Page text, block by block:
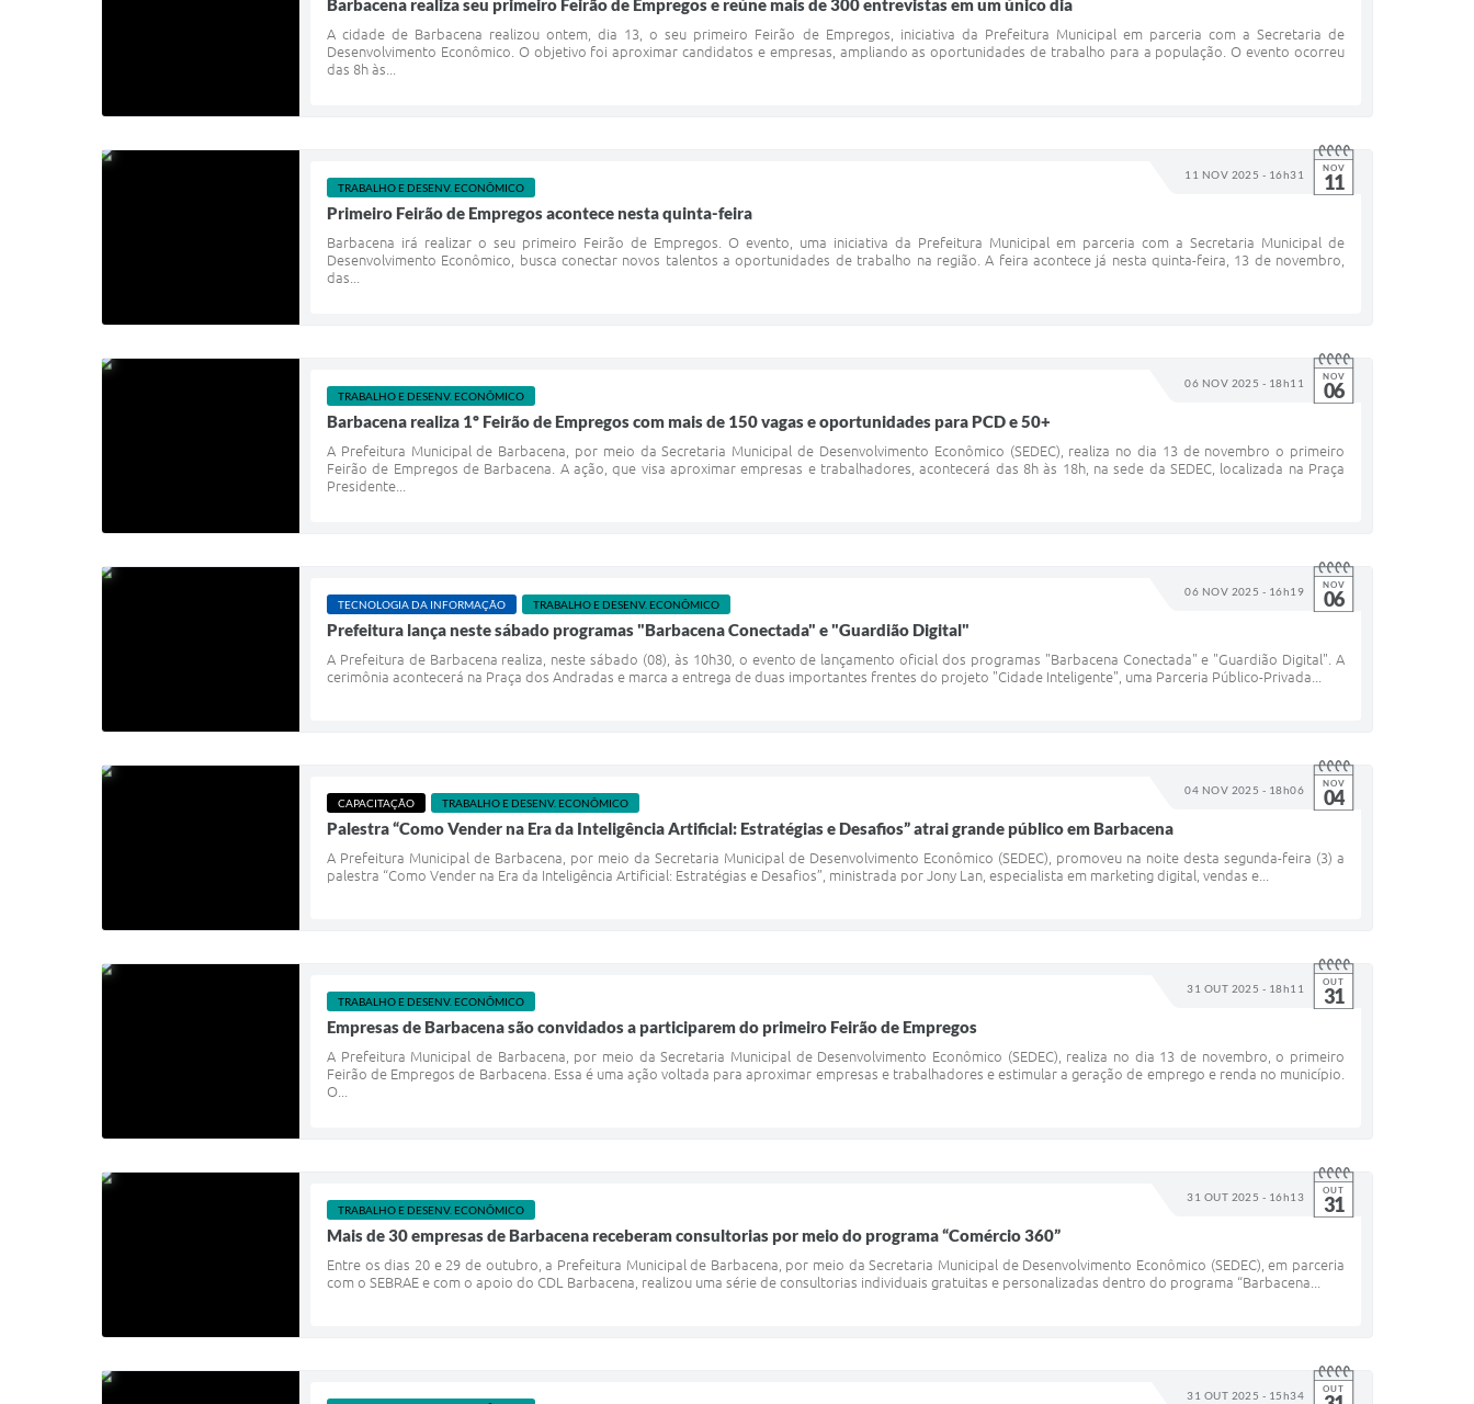
Barbacena realiza seu primeiro Feirão de Empregos e reúne mais de 300 entrevistas em um único dia
A cidade de Barbacena realizou ontem, dia 13, o seu primeiro Feirão de Empregos, iniciativa da Prefeitura Municipal em parceria com a Secretaria de
Desenvolvimento Econômico. O objetivo foi aproximar candidatos e empresas, ampliando as oportunidades de trabalho para a população. O evento ocorreu
das 8h às...
11 NOV 2025 - 16h31 NOV
11
TRABALHO E DESENV. ECONÔMICO
Primeiro Feirão de Empregos acontece nesta quinta-feira
Barbacena irá realizar o seu primeiro Feirão de Empregos. O evento, uma iniciativa da Prefeitura Municipal em parceria com a Secretaria Municipal de
Desenvolvimento Econômico, busca conectar novos talentos a oportunidades de trabalho na região. A feira acontece já nesta quinta-feira, 13 de novembro,
das...
06 NOV 2025 - 18h11 NOV
06
TRABALHO E DESENV. ECONÔMICO
Barbacena realiza 1º Feirão de Empregos com mais de 150 vagas e oportunidades para PCD e 50+
A Prefeitura Municipal de Barbacena, por meio da Secretaria Municipal de Desenvolvimento Econômico (SEDEC), realiza no dia 13 de novembro o primeiro
Feirão de Empregos de Barbacena. A ação, que visa aproximar empresas e trabalhadores, acontecerá das 8h às 18h, na sede da SEDEC, localizada na Praça
Presidente...
06 NOV 2025 - 16h19 NOV
06
TECNOLOGIA DA INFORMAÇÃO TRABALHO E DESENV. ECONÔMICO
Prefeitura lança neste sábado programas "Barbacena Conectada" e "Guardião Digital"
A Prefeitura de Barbacena realiza, neste sábado (08), às 10h30, o evento de lançamento oficial dos programas "Barbacena Conectada" e "Guardião Digital". A
cerimônia acontecerá na Praça dos Andradas e marca a entrega de duas importantes frentes do projeto "Cidade Inteligente", uma Parceria Público-Privada...
04 NOV 2025 - 18h06 NOV
04
CAPACITAÇÃO TRABALHO E DESENV. ECONÔMICO
Palestra “Como Vender na Era da Inteligência Artificial: Estratégias e Desafios” atrai grande público em Barbacena
A Prefeitura Municipal de Barbacena, por meio da Secretaria Municipal de Desenvolvimento Econômico (SEDEC), promoveu na noite desta segunda-feira (3) a
palestra “Como Vender na Era da Inteligência Artificial: Estratégias e Desafios”, ministrada por Jony Lan, especialista em marketing digital, vendas e...
31 OUT 2025 - 18h11 OUT
31
TRABALHO E DESENV. ECONÔMICO
Empresas de Barbacena são convidados a participarem do primeiro Feirão de Empregos
A Prefeitura Municipal de Barbacena, por meio da Secretaria Municipal de Desenvolvimento Econômico (SEDEC), realiza no dia 13 de novembro, o primeiro
Feirão de Empregos de Barbacena. Essa é uma ação voltada para aproximar empresas e trabalhadores e estimular a geração de emprego e renda no município.
O...
31 OUT 2025 - 16h13 OUT
31
TRABALHO E DESENV. ECONÔMICO
Mais de 30 empresas de Barbacena receberam consultorias por meio do programa “Comércio 360”
Entre os dias 20 e 29 de outubro, a Prefeitura Municipal de Barbacena, por meio da Secretaria Municipal de Desenvolvimento Econômico (SEDEC), em parceria
com o SEBRAE e com o apoio do CDL Barbacena, realizou uma série de consultorias individuais gratuitas e personalizadas dentro do programa “Barbacena...
31 OUT 2025 - 15h34 OUT